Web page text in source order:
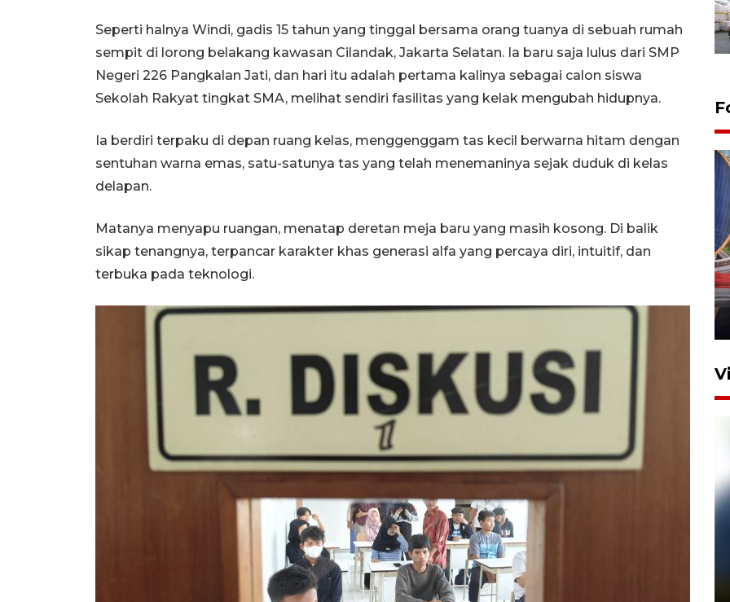
Seperti halnya Windi, gadis 15 tahun yang tinggal bersama orang tuanya di sebuah rumah
sempit di lorong belakang kawasan Cilandak, Jakarta Selatan. Ia baru saja lulus dari SMP
Negeri 226 Pangkalan Jati, dan hari itu adalah pertama kalinya sebagai calon siswa
Sekolah Rakyat tingkat SMA, melihat sendiri fasilitas yang kelak mengubah hidupnya.
Ia berdiri terpaku di depan ruang kelas, menggenggam tas kecil berwarna hitam dengan
sentuhan warna emas, satu-satunya tas yang telah menemaninya sejak duduk di kelas
delapan.
Matanya menyapu ruangan, menatap deretan meja baru yang masih kosong. Di balik
sikap tenangnya, terpancar karakter khas generasi alfa yang percaya diri, intuitif, dan
terbuka pada teknologi.
Komisi V DPR tinjau
Pelanggan Filaha Farm setia
sampai 8 tahan?
1 Juni 2026 05:47